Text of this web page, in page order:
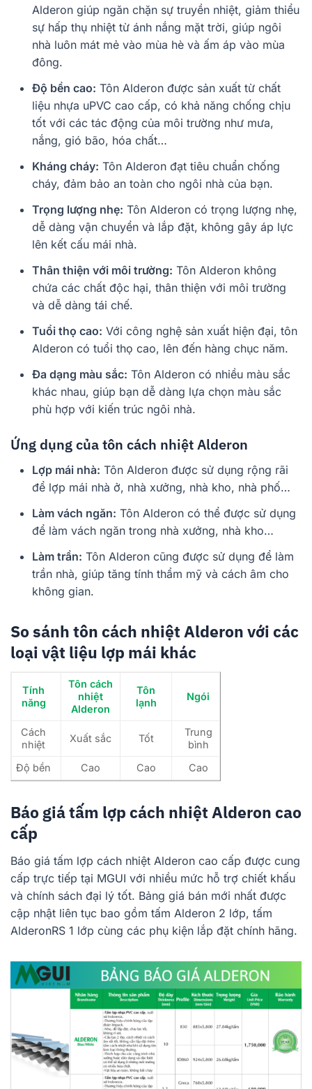
Alderon giúp ngăn chặn sự truyền nhiệt, giảm thiểu
sự hấp thụ nhiệt từ ánh nắng mặt trời, giúp ngôi
nhà luôn mát mẻ vào mùa hè và ấm áp vào mùa
đông.
Độ bền cao: Tôn Alderon được sản xuất từ chất
liệu nhựa uPVC cao cấp, có khả năng chống chịu
tốt với các tác động của môi trường như mưa,
nắng, gió bão, hóa chất…
Kháng cháy: Tôn Alderon đạt tiêu chuẩn chống
cháy, đảm bảo an toàn cho ngôi nhà của bạn.
Trọng lượng nhẹ: Tôn Alderon có trọng lượng nhẹ,
dễ dàng vận chuyển và lắp đặt, không gây áp lực
lên kết cấu mái nhà.
Thân thiện với môi trường: Tôn Alderon không
chứa các chất độc hại, thân thiện với môi trường
và dễ dàng tái chế.
Tuổi thọ cao: Với công nghệ sản xuất hiện đại, tôn
Alderon có tuổi thọ cao, lên đến hàng chục năm.
Đa dạng màu sắc: Tôn Alderon có nhiều màu sắc
khác nhau, giúp bạn dễ dàng lựa chọn màu sắc
phù hợp với kiến trúc ngôi nhà.
Ứng dụng của tôn cách nhiệt Alderon
Lợp mái nhà: Tôn Alderon được sử dụng rộng rãi
để lợp mái nhà ở, nhà xưởng, nhà kho, nhà phố…
Làm vách ngăn: Tôn Alderon có thể được sử dụng
để làm vách ngăn trong nhà xưởng, nhà kho…
Làm trần: Tôn Alderon cũng được sử dụng để làm
trần nhà, giúp tăng tính thẩm mỹ và cách âm cho
không gian.
So sánh tôn cách nhiệt Alderon với các
loại vật liệu lợp mái khác
Tính
năng
Tôn cách
nhiệt
Alderon
Tôn
lạnh
Ngói
Cách
nhiệt
Xuất sắc Tốt
Trung
bình
Độ bền
Cao Cao
Cao
lượng
Giá cả
Tuổi thọ Cao Cao Cao
Báo giá tấm lợp cách nhiệt Alderon cao
cấp
Báo giá tấm lợp cách nhiệt Alderon cao cấp được cung
cấp trực tiếp tại MGUI với nhiều mức hỗ trợ chiết khấu
và chính sách đại lý tốt. Bảng giá bán mới nhất được
cập nhật liên tục bao gồm tấm Alderon 2 lớp, tấm
AlderonRS 1 lớp cùng các phụ kiện lắp đặt chính hãng.